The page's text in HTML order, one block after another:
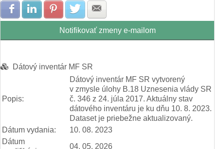
Zdielať na Facebook
Zdielať na LinkedIn
Zdielať na Pinterest
Zdielať na Twitter
Notifikovať zmeny e-mailom
Dátový inventár MF SR
Popis:
Dátový inventár MF SR vytvorený
v zmysle úlohy B.18 Uznesenia vlády SR
č. 346 z 24. júla 2017. Aktuálny stav
dátového inventáru je ku dňu 10. 8. 2023.
Dataset je priebežne aktualizovaný.
Dátum vydania:
10. 08. 2023
Dátum
04. 05. 2026